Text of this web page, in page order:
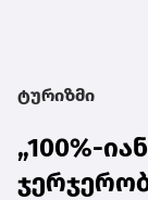
ტურიზმი
„100%-